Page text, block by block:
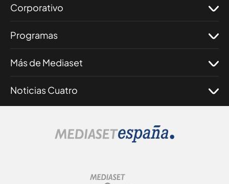
Corporativo
Programas
Más de Mediaset
Noticias Cuatro